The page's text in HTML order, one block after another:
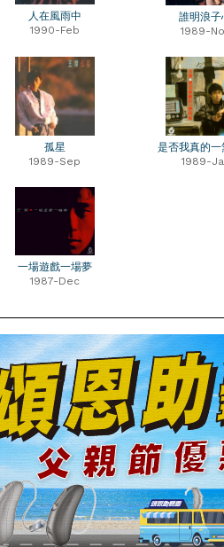
人在風雨中
1990-Feb
誰明浪子
1989-
孤星
1989-Sep
是否我真的一
1989-
一場遊戲一場夢
1987-Dec